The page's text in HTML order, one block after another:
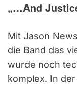
„…And
Mit Jason
die Band das
wurde noch
komplex. In